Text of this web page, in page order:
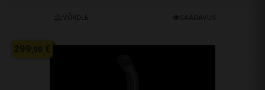
VÕRDLE SAADAVUS
299,90 €